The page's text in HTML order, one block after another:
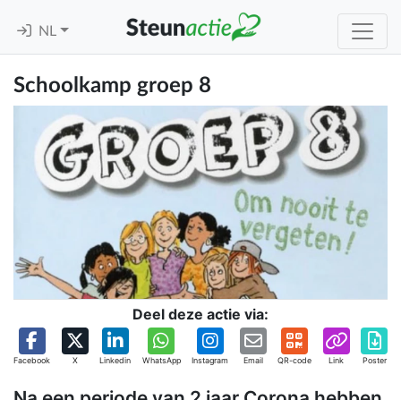
NL
Schoolkamp groep 8
Deel deze actie via:
Facebook X Linkedin WhatsApp Instagram Email QR-code Link Poster